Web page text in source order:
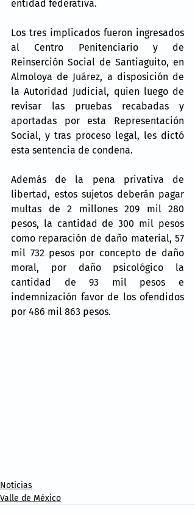
entidad federativa.
Los tres implicados fueron ingresados
al Centro Penitenciario y de
Reinserción Social de Santiaguito, en
Almoloya de Juárez, a disposición de
la Autoridad Judicial, quien luego de
revisar las pruebas recabadas y
aportadas por esta Representación
Social, y tras proceso legal, les dictó
esta sentencia de condena.
Además de la pena privativa de
libertad, estos sujetos deberán pagar
multas de 2 millones 209 mil 280
pesos, la cantidad de 300 mil pesos
como reparación de daño material, 57
mil 732 pesos por concepto de daño
moral, por daño psicológico la
cantidad de 93 mil pesos e
indemnización favor de los ofendidos
por 486 mil 863 pesos.
Noticias
Valle de México